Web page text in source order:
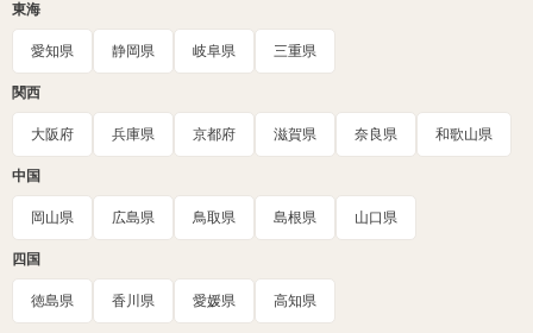
東海
愛知県 静岡県 岐阜県 三重県
関西
大阪府 兵庫県 京都府 滋賀県 奈良県 和歌山県
中国
岡山県 広島県 鳥取県 島根県 山口県
四国
徳島県 香川県 愛媛県 高知県